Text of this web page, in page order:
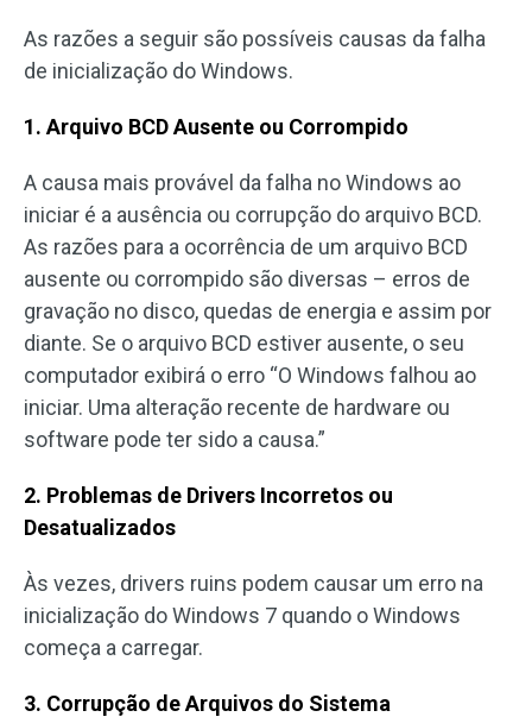
As razões a seguir são possíveis causas da falha
de inicialização do Windows.
1. Arquivo BCD Ausente ou Corrompido
A causa mais provável da falha no Windows ao
iniciar é a ausência ou corrupção do arquivo BCD.
As razões para a ocorrência de um arquivo BCD
ausente ou corrompido são diversas – erros de
gravação no disco, quedas de energia e assim por
diante. Se o arquivo BCD estiver ausente, o seu
computador exibirá o erro “O Windows falhou ao
iniciar. Uma alteração recente de hardware ou
software pode ter sido a causa.”
2. Problemas de Drivers Incorretos ou
Desatualizados
Às vezes, drivers ruins podem causar um erro na
inicialização do Windows 7 quando o Windows
começa a carregar.
3. Corrupção de Arquivos do Sistema